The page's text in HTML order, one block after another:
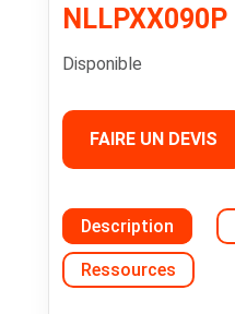
NLLPXX090P
Disponible
FAIRE UN DEVIS
Description
Ressources